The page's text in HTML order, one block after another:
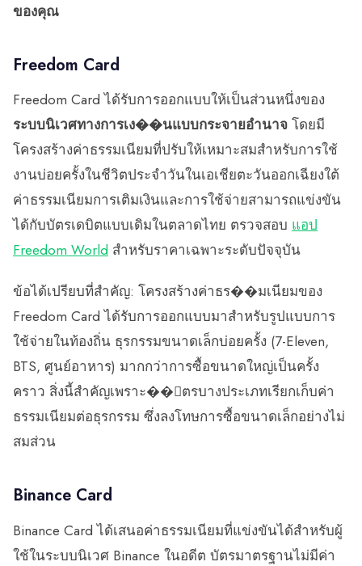
ของคุณ
Freedom Card
Freedom Card ได้รับการออกแบบให้เป็นส่วนหนึ่งของ
ระบบนิเวศทางการเง��นแบบกระจายอำนาจ โดยมี
โครงสร้างค่าธรรมเนียมที่ปรับให้เหมาะสมสำหรับการใช้
งานบ่อยครั้งในชีวิตประจำวันในเอเชียตะวันออกเฉียงใต้
ค่าธรรมเนียมการเติมเงินและการใช้จ่ายสามารถแข่งขัน
ได้กับบัตรเดบิตแบบเดิมในตลาดไทย ตรวจสอบ แอป
Freedom World สำหรับราคาเฉพาะระดับปัจจุบัน
ข้อได้เปรียบที่สำคัญ: โครงสร้างค่าธร��มเนียมของ
Freedom Card ได้รับการออกแบบมาสำหรับรูปแบบการ
ใช้จ่ายในท้องถิ่น ธุรกรรมขนาดเล็กบ่อยครั้ง (7-Eleven,
BTS, ศูนย์อาหาร) มากกว่าการซื้อขนาดใหญ่เป็นครั้ง
คราว สิ่งนี้สำคัญเพราะ��ัตรบางประเภทเรียกเก็บค่า
ธรรมเนียมต่อธุรกรรม ซึ่งลงโทษการซื้อขนาดเล็กอย่างไม่
สมส่วน
Binance Card
Binance Card ได้เสนอค่าธรรมเนียมที่แข่งขันได้สำหรับผู้
ใช้ในระบบนิเวศ Binance ในอดีต บัตรมาตรฐานไม่มีค่า